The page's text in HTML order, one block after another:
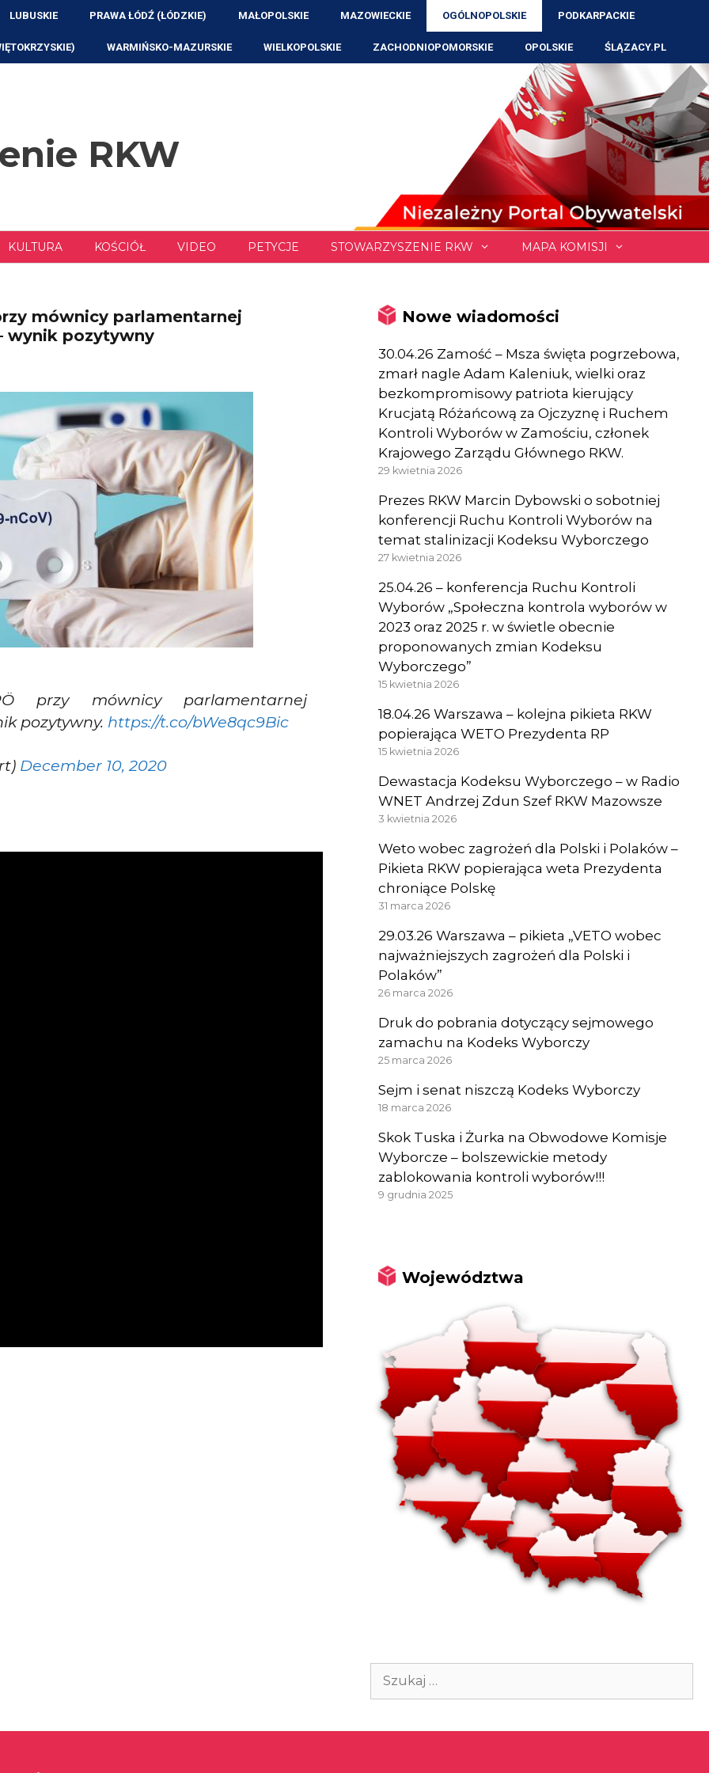
LUBUSKIE PRAWA ŁÓDŹ (ŁÓDZKIE) MAŁOPOLSKIE MAZOWIECKIE OGÓLNOPOLSKIE PODKARPACKIE
WARMIŃSKO-MAZURSKIE WIELKOPOLSKIE ZACHODNIOPOMORSKIE OPOLSKIE ŚLĄZACY.PL
RKW
KULTURA KOŚCIÓŁ VIDEO PETYCJE STOWARZYSZENIE RKW MAPA KOMISJI
mównicy parlamentarnej
wynik pozytywny
przy mównicy parlamentarnej
pozytywny. https://t.co/bWe8qc9Bic
December 10, 2020
Nowe wiadomości
30.04.26 Zamość – Msza święta pogrzebowa,
zmarł nagle Adam Kaleniuk, wielki oraz
bezkompromisowy patriota kierujący
Krucjatą Różańcową za Ojczyznę i Ruchem
Kontroli Wyborów w Zamościu, członek
Krajowego Zarządu Głównego RKW.
29 kwietnia 2026
Prezes RKW Marcin Dybowski o sobotniej
konferencji Ruchu Kontroli Wyborów na
temat stalinizacji Kodeksu Wyborczego
27 kwietnia 2026
25.04.26 – konferencja Ruchu Kontroli
Wyborów „Społeczna kontrola wyborów w
2023 oraz 2025 r. w świetle obecnie
proponowanych zmian Kodeksu
Wyborczego”
15 kwietnia 2026
18.04.26 Warszawa – kolejna pikieta RKW
popierająca WETO Prezydenta RP
15 kwietnia 2026
Dewastacja Kodeksu Wyborczego – w Radio
WNET Andrzej Zdun Szef RKW Mazowsze
3 kwietnia 2026
Weto wobec zagrożeń dla Polski i Polaków –
Pikieta RKW popierająca weta Prezydenta
chroniące Polskę
31 marca 2026
29.03.26 Warszawa – pikieta „VETO wobec
najważniejszych zagrożeń dla Polski i
Polaków”
26 marca 2026
Druk do pobrania dotyczący sejmowego
zamachu na Kodeks Wyborczy
25 marca 2026
Sejm i senat niszczą Kodeks Wyborczy
18 marca 2026
Skok Tuska i Żurka na Obwodowe Komisje
Wyborcze – bolszewickie metody
zablokowania kontroli wyborów!!!
9 grudnia 2025
Województwa
Szukaj: